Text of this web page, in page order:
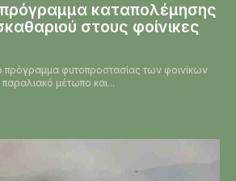
πρόγραμμα καταπολέμησης
στους φοίνικες
πρόγραμμα φυτοπροστασίας των φοινίκων
μέτωπο και...